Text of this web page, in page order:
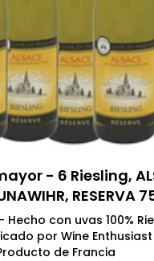
- 6 Riesling,
RESERVA
Hecho con uvas 100%
por Wine Enthusiast
de Francia